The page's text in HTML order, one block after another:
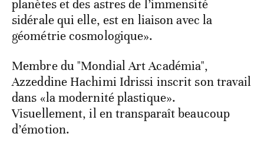
planètes et des astres de l’immensité
sidérale qui elle, est en liaison avec la
géométrie cosmologique».
Membre du "Mondial Art Académia",
Azzeddine Hachimi Idrissi inscrit son travail
dans «la modernité plastique».
Visuellement, il en transparaît beaucoup
d’émotion.